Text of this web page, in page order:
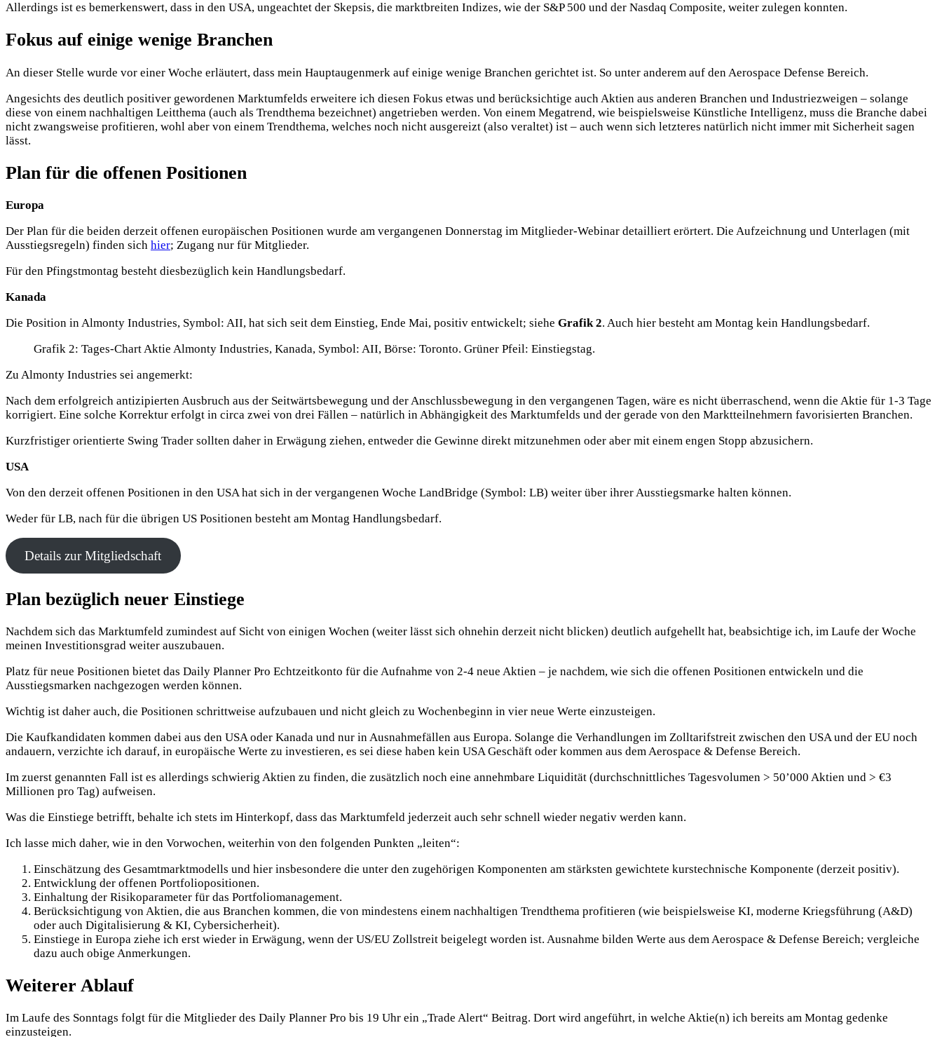
Allerdings ist es bemerkenswert, dass in den USA, ungeachtet der Skepsis, die marktbreiten Indizes, wie der S&P 500 und der Nasdaq Composite, weiter zulegen konnten.
Fokus auf einige wenige Branchen
An dieser Stelle wurde vor einer Woche erläutert, dass mein Hauptaugenmerk auf einige wenige Branchen gerichtet ist. So unter anderem auf den Aerospace Defense Bereich.
Angesichts des deutlich positiver gewordenen Marktumfelds erweitere ich diesen Fokus etwas und berücksichtige auch Aktien aus anderen Branchen und Industriezweigen – solange
diese von einem nachhaltigen Leitthema (auch als Trendthema bezeichnet) angetrieben werden. Von einem Megatrend, wie beispielsweise Künstliche Intelligenz, muss die Branche dabei
nicht zwangsweise profitieren, wohl aber von einem Trendthema, welches noch nicht ausgereizt (also veraltet) ist – auch wenn sich letzteres natürlich nicht immer mit Sicherheit sagen
lässt.
Plan für die offenen Positionen
Europa
Der Plan für die beiden derzeit offenen europäischen Positionen wurde am vergangenen Donnerstag im Mitglieder-Webinar detailliert erörtert. Die Aufzeichnung und Unterlagen (mit
Ausstiegsregeln) finden sich hier; Zugang nur für Mitglieder.
Für den Pfingstmontag besteht diesbezüglich kein Handlungsbedarf.
Kanada
Die Position in Almonty Industries, Symbol: AII, hat sich seit dem Einstieg, Ende Mai, positiv entwickelt; siehe Grafik 2. Auch hier besteht am Montag kein Handlungsbedarf.
Grafik 2: Tages-Chart Aktie Almonty Industries, Kanada, Symbol: AII, Börse: Toronto. Grüner Pfeil: Einstiegstag.
Zu Almonty Industries sei angemerkt:
Nach dem erfolgreich antizipierten Ausbruch aus der Seitwärtsbewegung und der Anschlussbewegung in den vergangenen Tagen, wäre es nicht überraschend, wenn die Aktie für 1-3 Tage
korrigiert. Eine solche Korrektur erfolgt in circa zwei von drei Fällen – natürlich in Abhängigkeit des Marktumfelds und der gerade von den Marktteilnehmern favorisierten Branchen.
Kurzfristiger orientierte Swing Trader sollten daher in Erwägung ziehen, entweder die Gewinne direkt mitzunehmen oder aber mit einem engen Stopp abzusichern.
USA
Von den derzeit offenen Positionen in den USA hat sich in der vergangenen Woche LandBridge (Symbol: LB) weiter über ihrer Ausstiegsmarke halten können.
Weder für LB, nach für die übrigen US Positionen besteht am Montag Handlungsbedarf.
Details zur Mitgliedschaft
Plan bezüglich neuer Einstiege
Nachdem sich das Marktumfeld zumindest auf Sicht von einigen Wochen (weiter lässt sich ohnehin derzeit nicht blicken) deutlich aufgehellt hat, beabsichtige ich, im Laufe der Woche
meinen Investitionsgrad weiter auszubauen.
Platz für neue Positionen bietet das Daily Planner Pro Echtzeitkonto für die Aufnahme von 2-4 neue Aktien – je nachdem, wie sich die offenen Positionen entwickeln und die
Ausstiegsmarken nachgezogen werden können.
Wichtig ist daher auch, die Positionen schrittweise aufzubauen und nicht gleich zu Wochenbeginn in vier neue Werte einzusteigen.
Die Kaufkandidaten kommen dabei aus den USA oder Kanada und nur in Ausnahmefällen aus Europa. Solange die Verhandlungen im Zolltarifstreit zwischen den USA und der EU noch
andauern, verzichte ich darauf, in europäische Werte zu investieren, es sei diese haben kein USA Geschäft oder kommen aus dem Aerospace & Defense Bereich.
Im zuerst genannten Fall ist es allerdings schwierig Aktien zu finden, die zusätzlich noch eine annehmbare Liquidität (durchschnittliches Tagesvolumen > 50’000 Aktien und > €3
Millionen pro Tag) aufweisen.
Was die Einstiege betrifft, behalte ich stets im Hinterkopf, dass das Marktumfeld jederzeit auch sehr schnell wieder negativ werden kann.
Ich lasse mich daher, wie in den Vorwochen, weiterhin von den folgenden Punkten „leiten“:
Einschätzung des Gesamtmarktmodells und hier insbesondere die unter den zugehörigen Komponenten am stärksten gewichtete kurstechnische Komponente (derzeit positiv).
Entwicklung der offenen Portfoliopositionen.
Einhaltung der Risikoparameter für das Portfoliomanagement.
Berücksichtigung von Aktien, die aus Branchen kommen, die von mindestens einem nachhaltigen Trendthema profitieren (wie beispielsweise KI, moderne Kriegsführung (A&D)
oder auch Digitalisierung & KI, Cybersicherheit).
Einstiege in Europa ziehe ich erst wieder in Erwägung, wenn der US/EU Zollstreit beigelegt worden ist. Ausnahme bilden Werte aus dem Aerospace & Defense Bereich; vergleiche
dazu auch obige Anmerkungen.
Weiterer Ablauf
Im Laufe des Sonntags folgt für die Mitglieder des Daily Planner Pro bis 19 Uhr ein „Trade Alert“ Beitrag. Dort wird angeführt, in welche Aktie(n) ich bereits am Montag gedenke
einzusteigen.